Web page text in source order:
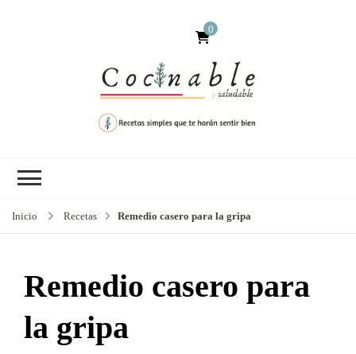
0
Inicio Recetas Remedio casero para la gripa
Remedio casero para
la gripa